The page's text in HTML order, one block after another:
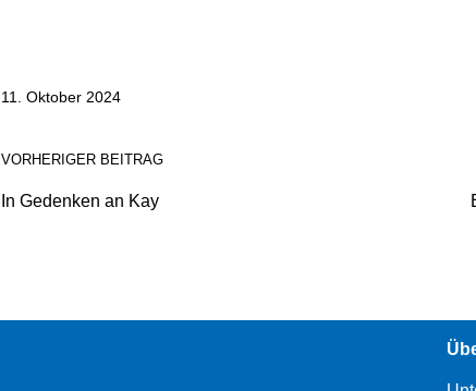
11. Oktober 2024
VORHERIGER BEITRAG
In Gedenken an Kay